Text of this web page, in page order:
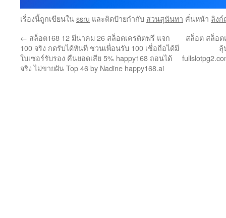
เรื่องนี้ถูกเขียนในssru และติดป้ายกำกับ สวนสุนันทา คั่นหน้า ลิงก์
← สล็อต168 12 มีนาคม 26 สล็อตเครดิตฟรี แจก
100 จริง กดรับได้ทันที ชวนเพื่อนรับ 100 เชื่อถือได้มี
ใบเซอร์รับรอง คืนยอดเสีย 5% happy168 ถอนได้
จริง ไม่ขายฝัน Top 46 by Nadine happy168.ai
สล็อต สล็อต
ลุ้